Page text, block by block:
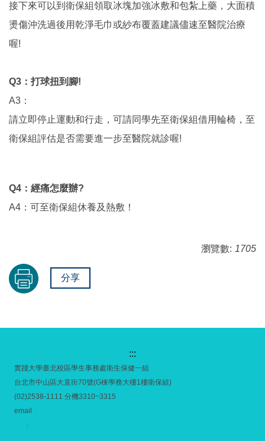
接下來可以到衛保組領取冰塊加強冰敷和包紮上藥，大面積
燙傷沖洗過後用乾淨毛巾或紗布覆蓋建議儘速至醫院治療
喔!
Q3：打球扭到腳!
A3：
請立即停止運動和行走，可請同學先至衛保組借用輪椅，至
衛保組評估是否需要進一步至醫院就診喔!
Q4：經痛怎麼辦?
A4：可至衛保組休養及熱敷！
瀏覽數: 1705
分享
:::
實踐大學臺北校區學生事務處衛生保健一組
台北市中山區大直街70號(G棟學務大樓1樓衛保組)
(02)2538-1111 分機3310~3315
email
：